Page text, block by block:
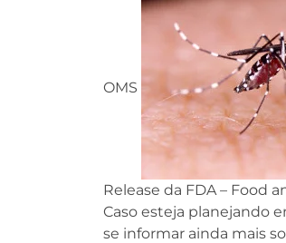
OMS
Release da FDA – Food
Caso esteja planejando
se informar ainda mais